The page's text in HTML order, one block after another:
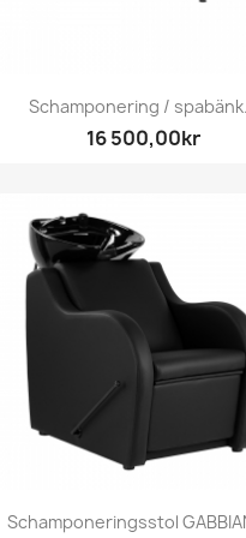
Snabbvy
Schamponering /
16 500,00kr
Snabbvy
Schamponeringsstol